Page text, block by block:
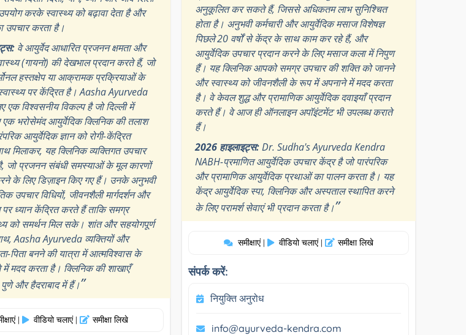
करके स्वास्थ्य को बढ़ावा देता है और
उपचार करता है।
वे आयुर्वेद आधारित प्रजनन क्षमता और
(गायनो) की देखभाल प्रदान करते हैं, जो
हस्तक्षेप या आक्रामक प्रक्रियाओं के
पर केंद्रित है। Aasha Ayurveda
एक विश्वसनीय विकल्प है जो दिल्ली में
भरोसेमंद आयुर्वेदिक क्लिनिक की तलाश
आयुर्वेदिक ज्ञान को रोगी-केंद्रित
मिलाकर, यह क्लिनिक व्यक्तिगत उपचार
जो प्रजनन संबंधी समस्याओं के मूल कारणों
के लिए डिज़ाइन किए गए हैं। उनके अनुभवी
उपचार विधियों, जीवनशैली मार्गदर्शन और
ध्यान केंद्रित करते हैं ताकि समग्र
को समर्थन मिल सके। शांत और सहयोगपूर्ण
Aasha Ayurveda व्यक्तियों और
पिता बनने की यात्रा में आत्मविश्वास के
मदद करता है। क्लिनिक की शाखाएँ
और हैदराबाद में हैं।”
| वीडियो चलाएं | समीक्षा लिखे
अनुकूलित कर सकते हैं, जिससे अधिकतम लाभ सुनिश्चित
होता है। अनुभवी कर्मचारी और आयुर्वेदिक मसाज विशेषज्ञ
पिछले 20 वर्षों से केंद्र के साथ काम कर रहे हैं, और
आयुर्वेदिक उपचार प्रदान करने के लिए मसाज कला में निपुण
हैं। यह क्लिनिक आपको समग्र उपचार की शक्ति को जानने
और स्वास्थ्य को जीवनशैली के रूप में अपनाने में मदद करता
है। वे केवल शुद्ध और प्रामाणिक आयुर्वेदिक दवाइयाँ प्रदान
करते हैं। वे आज ही ऑनलाइन अपॉइंटमेंट भी उपलब्ध कराते
हैं।
2026 हाइलाइट्स:Dr. Sudha's Ayurveda Kendra
NABH-प्रमाणित आयुर्वेदिक उपचार केंद्र है जो पारंपरिक
और प्रामाणिक आयुर्वेदिक प्रथाओं का पालन करता है। यह
केंद्र आयुर्वेदिक स्पा, क्लिनिक और अस्पताल स्थापित करने
के लिए परामर्श सेवाएं भी प्रदान करता है।”
समीक्षाएं | वीडियो चलाएं | समीक्षा लिखे
संपर्क करें:
नियुक्ति अनुरोध
info@ayurveda-kendra.com